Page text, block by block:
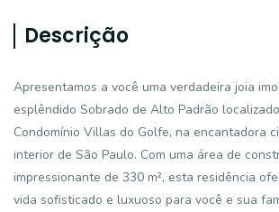
Descrição
Apresentamos a você uma verdadeira joia
esplêndido Sobrado de Alto Padrão
Condomínio Villas do Golfe, na encantadora
interior de São Paulo. Com uma área de
impressionante de 330 m², esta residência
vida sofisticado e luxuoso para você e sua